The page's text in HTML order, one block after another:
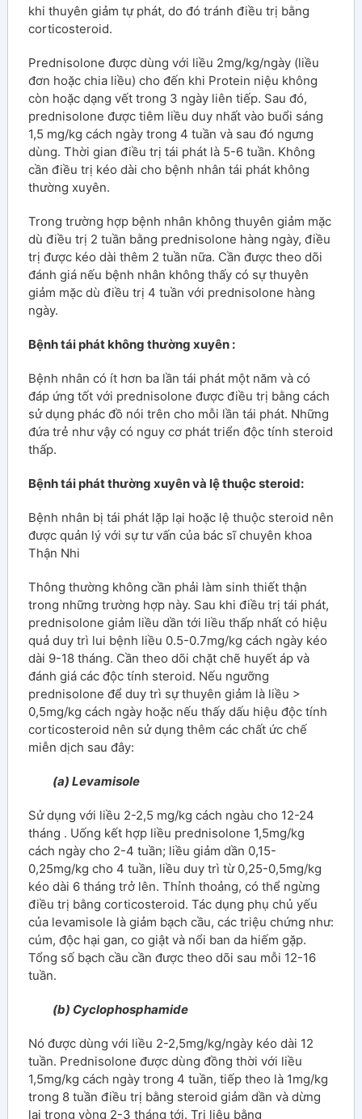
khi thuyên giảm tự phát, do đó tránh điều trị bằng
corticosteroid.
Prednisolone được dùng với liều 2mg/kg/ngày (liều
đơn hoặc chia liều) cho đến khi Protein niệu không
còn hoặc dạng vết trong 3 ngày liên tiếp. Sau đó,
prednisolone được tiêm liều duy nhất vào buổi sáng
1,5 mg/kg cách ngày trong 4 tuần và sau đó ngưng
dùng. Thời gian điều trị tái phát là 5-6 tuần. Không
cần điều trị kéo dài cho bệnh nhân tái phát không
thường xuyên.
Trong trường hợp bệnh nhân không thuyên giảm mặc
dù điều trị 2 tuần bằng prednisolone hàng ngày, điều
trị được kéo dài thêm 2 tuần nữa. Cần được theo dõi
đánh giá nếu bệnh nhân không thấy có sự thuyên
giảm mặc dù điều trị 4 tuần với prednisolone hàng
ngày.
Bệnh tái phát không thường xuyên :
Bệnh nhân có ít hơn ba lần tái phát một năm và có
đáp ứng tốt với prednisolone được điều trị bằng cách
sử dụng phác đồ nói trên cho mỗi lần tái phát. Những
đứa trẻ như vậy có nguy cơ phát triển độc tính steroid
thấp.
Bệnh tái phát thường xuyên và lệ thuộc steroid:
Bệnh nhân bị tái phát lặp lại hoặc lệ thuộc steroid nên
được quản lý với sự tư vấn của bác sĩ chuyên khoa
Thận Nhi
Thông thường không cần phải làm sinh thiết thận
trong những trường hợp này. Sau khi điều trị tái phát,
prednisolone giảm liều dần tới liều thấp nhất có hiệu
quả duy trì lui bệnh liều 0.5-0.7mg/kg cách ngày kéo
dài 9-18 tháng. Cần theo dõi chặt chẽ huyết áp và
đánh giá các độc tính steroid. Nếu ngưỡng
prednisolone để duy trì sự thuyên giảm là liều >
0,5mg/kg cách ngày hoặc nếu thấy dấu hiệu độc tính
corticosteroid nên sử dụng thêm các chất ức chế
miễn dịch sau đây:
(a) Levamisole
Sử dụng với liều 2-2,5 mg/kg cách ngàu cho 12-24
tháng . Uống kết hợp liều prednisolone 1,5mg/kg
cách ngày cho 2-4 tuần; liều giảm dần 0,15-
0,25mg/kg cho 4 tuần, liều duy trì từ 0,25-0,5mg/kg
kéo dài 6 tháng trở lên. Thỉnh thoảng, có thể ngừng
điều trị bằng corticosteroid. Tác dụng phụ chủ yếu
của levamisole là giảm bạch cầu, các triệu chứng như:
cúm, độc hại gan, co giật và nổi ban da hiếm gặp.
Tổng số bạch cầu cần được theo dõi sau mỗi 12-16
tuần.
(b) Cyclophosphamide
Nó được dùng với liều 2-2,5mg/kg/ngày kéo dài 12
tuần. Prednisolone được dùng đồng thời với liều
1,5mg/kg cách ngày trong 4 tuần, tiếp theo là 1mg/kg
trong 8 tuần điều trị bằng steroid giảm dần và dừng
lại trong vòng 2-3 tháng tới. Trị liệu bằng